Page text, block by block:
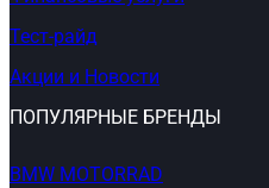
Тест-райд
Акции и Новости
ПОПУЛЯРНЫЕ БРЕНДЫ
BMW MOTORRAD